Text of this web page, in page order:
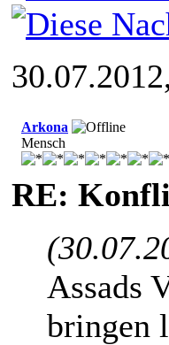
Arkona
Mensch
RE:
Assads
bringen